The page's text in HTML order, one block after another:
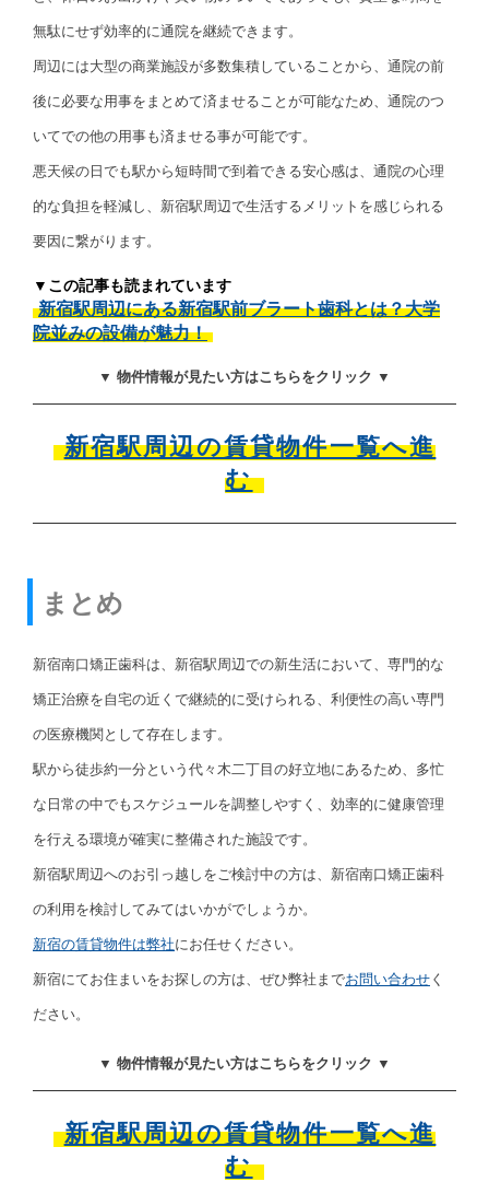
無駄にせず効率的に通院を継続できます。
周辺には大型の商業施設が多数集積していることから、通院の前
後に必要な用事をまとめて済ませることが可能なため、通院のつ
いてでの他の用事も済ませる事が可能です。
悪天候の日でも駅から短時間で到着できる安心感は、通院の心理
的な負担を軽減し、新宿駅周辺で生活するメリットを感じられる
要因に繋がります。
▼この記事も読まれています
新宿駅周辺にある新宿駅前ブラート歯科とは？大学
院並みの設備が魅力！
▼ 物件情報が見たい方はこちらをクリック ▼
新宿駅周辺の賃貸物件一覧へ進
む
まとめ
新宿南口矯正歯科は、新宿駅周辺での新生活において、専門的な
矯正治療を自宅の近くで継続的に受けられる、利便性の高い専門
の医療機関として存在します。
駅から徒歩約一分という代々木二丁目の好立地にあるため、多忙
な日常の中でもスケジュールを調整しやすく、効率的に健康管理
を行える環境が確実に整備された施設です。
新宿駅周辺へのお引っ越しをご検討中の方は、新宿南口矯正歯科
の利用を検討してみてはいかがでしょうか。
新宿の賃貸物件は弊社にお任せください。
新宿にてお住まいをお探しの方は、ぜひ弊社までお問い合わせ く
ださい。
▼ 物件情報が見たい方はこちらをクリック ▼
新宿駅周辺の賃貸物件一覧へ進
む